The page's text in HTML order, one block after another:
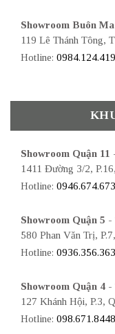
Showroom Buôn
119 Lê Thánh Tông,
Hotline: 0984.124.419
Showroom Quận
1411 Đường 3/2,
Hotline: 0946.674.673
Showroom Quận 5
580 Phan Văn Trị,
Hotline: 0936.356.363
Showroom Quận 4
127 Khánh Hội, P.3,
Hotline: 098.671.8448